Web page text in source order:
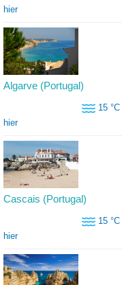
hier
Algarve (Portugal)
15
hier
Cascais (Portugal)
15
hier